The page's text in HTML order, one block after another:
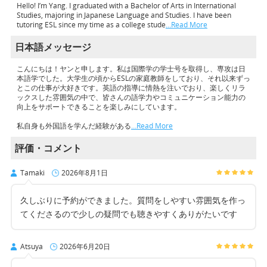
Hello! I’m Yang. I graduated with a Bachelor of Arts in International
Studies, majoring in Japanese Language and Studies. I have been
tutoring ESL since my time as a college stude…Read More
日本語メッセージ
こんにちは！ヤンと申します。私は国際学の学士号を取得し、専攻は日
本語学でした。大学生の頃からESLの家庭教師をしており、それ以来ずっ
とこの仕事が大好きです。英語の指導に情熱を注いでおり、楽しくリラ
ックスした雰囲気の中で、皆さんの語学力やコミュニケーション能力の
向上をサポートできることを楽しみにしています。
私自身も外国語を学んだ経験がある…Read More
評価・コメント
Tamaki 2026年8月1日
久しぶりに予約ができました。質問をしやすい雰囲気を作っ
てくださるので少しの疑問でも聴きやすくありがたいです
Atsuya 2026年6月20日